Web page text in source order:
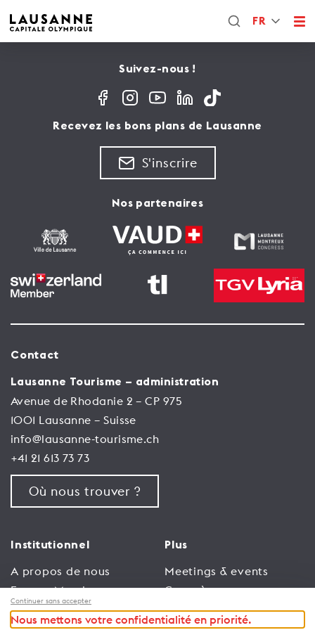
FR
Suivez-nous !
Recevez les bons plans de Lausanne
S'inscrire
Nos partenaires
Contact
Lausanne Tourisme – administration
Avenue de Rhodanie 2 – CP 975
1001 Lausanne – Suisse
info@lausanne-tourisme.ch
+41 21 613 73 73
Où nous trouver ?
Institutionnel
A propos de nous
Espace Membres
Emploi
Plus
Meetings & events
Congrès
Trade
Continuer sans accepter
Nous mettons votre confidentialité en priorité.